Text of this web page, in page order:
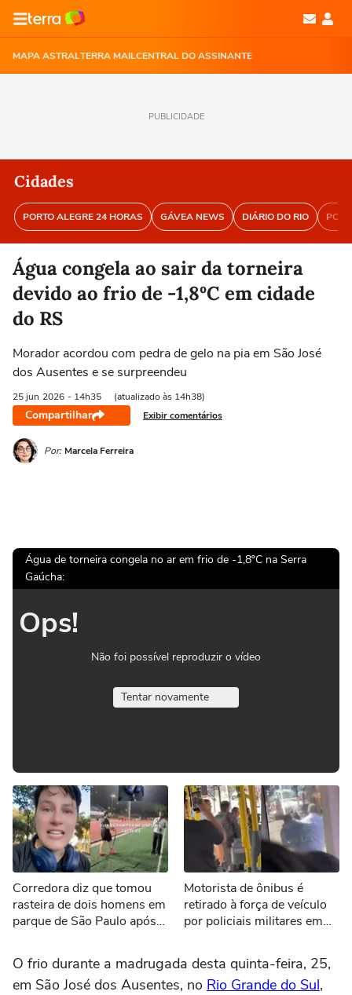
MAPA ASTRALTERRA MAILCENTRAL DO ASSINANTE
PUBLICIDADE
Cidades
PORTO ALEGRE 24 HORAS GÁVEA NEWS DIÁRIO DO RIO
Água congela ao sair da torneira
devido ao frio de -1,8ºC em cidade
do RS
Morador acordou com pedra de gelo na pia em São José
dos Ausentes e se surpreendeu
25 jun 2026 - 14h35 (atualizado às 14h38)
Compartilhar Exibir comentários
Por: Marcela Ferreira
Água de torneira congela no ar em frio de -1,8ºC na Serra
Gaúcha:
Ops!
Não foi possível reproduzir o vídeo
Tentar novamente
Corredora diz que tomou
rasteira de dois homens em
parque de São Paulo após
Motorista de ônibus é
retirado à força de veículo
por policiais militares em
O frio durante a madrugada desta quinta-feira, 25,
em São José dos Ausentes, no Rio Grande do Sul,